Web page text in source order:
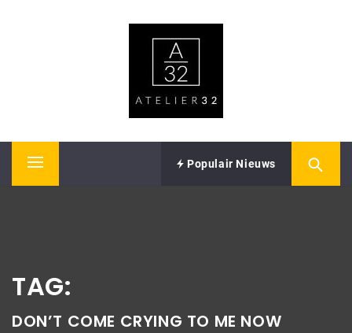
Primary
Populair Nieuws
TAG:
DON’T COME CRYING TO ME NOW